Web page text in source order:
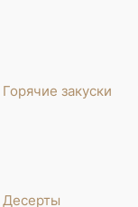
Горячие закуски
Десерты